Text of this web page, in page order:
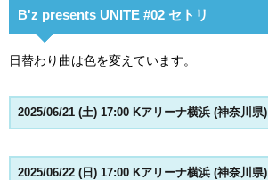
B'z presents UNITE #02 セトリ
日替わり曲は色を変えています。
2025/06/21 (土) 17:00 Kアリーナ横浜 (神奈川県)
2025/06/22 (日) 17:00 Kアリーナ横浜 (神奈川県)